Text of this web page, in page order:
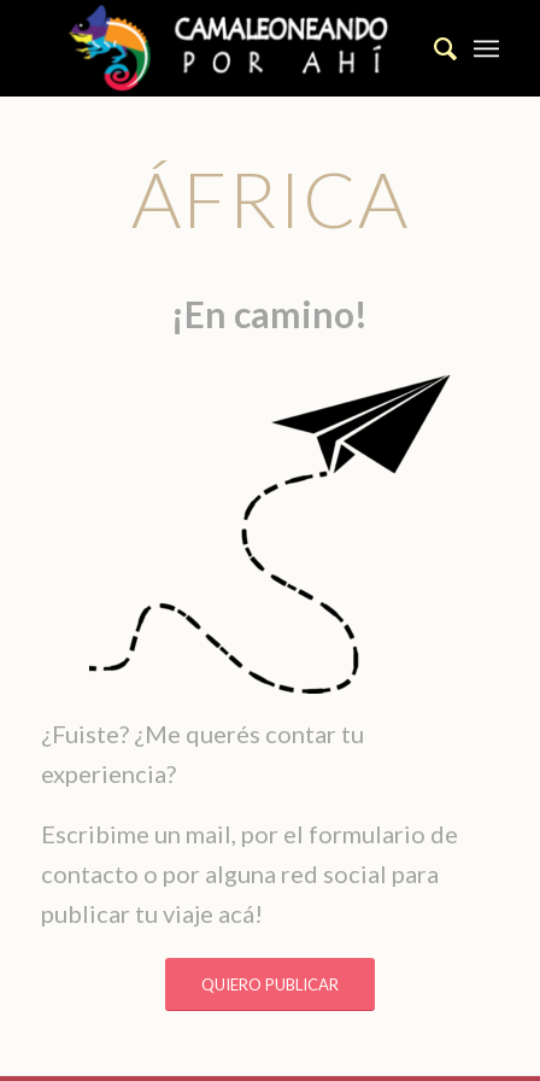
ÁFRICA
¡En camino!
¿Fuiste? ¿Me querés contar tu
experiencia?
Escribime un mail, por el formulario de
contacto o por alguna red social para
publicar tu viaje acá!
QUIERO PUBLICAR